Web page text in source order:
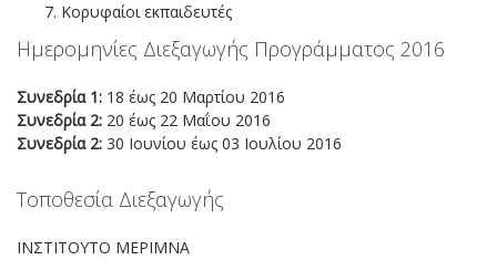
Κορυφαίοι εκπαιδευτές
Ημερομηνίες Διεξαγωγής Προγράμματος 2016
Συνεδρία 1: 18 έως 20 Μαρτίου 2016
Συνεδρία 2: 20 έως 22 Μαΐου 2016
Συνεδρία 2: 30 Ιουνίου έως 03 Ιουλίου 2016
Τοποθεσία Διεξαγωγής
ΙΝΣΤΙΤΟΥΤΟ ΜΕΡΙΜΝΑ